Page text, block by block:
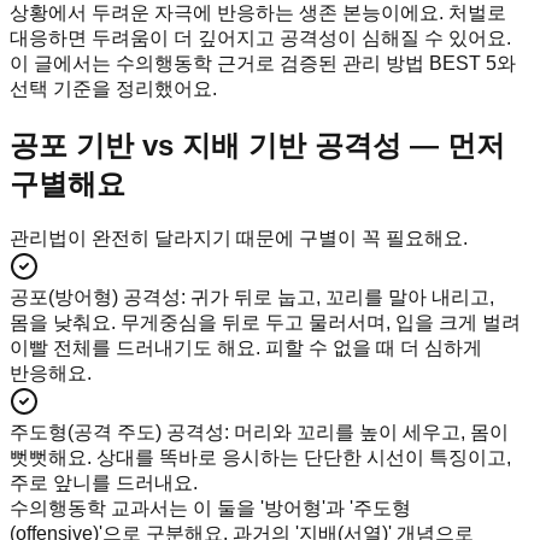
상황에서 두려운 자극에 반응하는 생존 본능이에요. 처벌로
대응하면 두려움이 더 깊어지고 공격성이 심해질 수 있어요.
이 글에서는 수의행동학 근거로 검증된 관리 방법 BEST 5와
선택 기준을 정리했어요.
공포 기반 vs 지배 기반 공격성 — 먼저
구별해요
관리법이 완전히 달라지기 때문에 구별이 꼭 필요해요.
공포(방어형) 공격성: 귀가 뒤로 눕고, 꼬리를 말아 내리고,
몸을 낮춰요. 무게중심을 뒤로 두고 물러서며, 입을 크게 벌려
이빨 전체를 드러내기도 해요. 피할 수 없을 때 더 심하게
반응해요.
주도형(공격 주도) 공격성: 머리와 꼬리를 높이 세우고, 몸이
뻣뻣해요. 상대를 똑바로 응시하는 단단한 시선이 특징이고,
주로 앞니를 드러내요.
수의행동학 교과서는 이 둘을 '방어형'과 '주도형
(offensive)'으로 구분해요. 과거의 '지배(서열)' 개념으로